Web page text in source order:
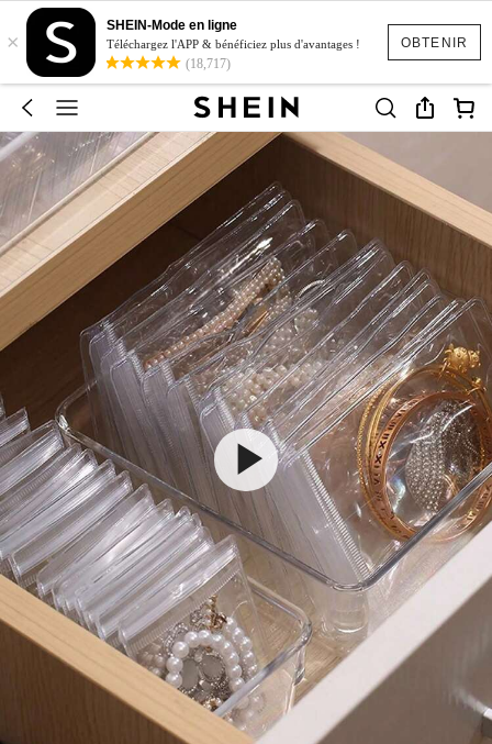
OBTENIR
×
SHEIN-Mode en ligne
Téléchargez l'APP & bénéficiez plus d'avantages !
(18,717)